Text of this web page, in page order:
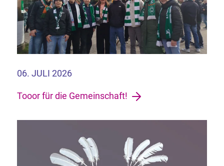
06. JULI 2026
Tooor für die Gemeinschaft!